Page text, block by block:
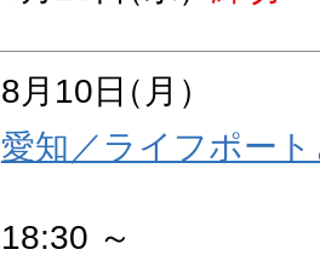
8月10日（月）
愛知／ライフポー
18:30 ～